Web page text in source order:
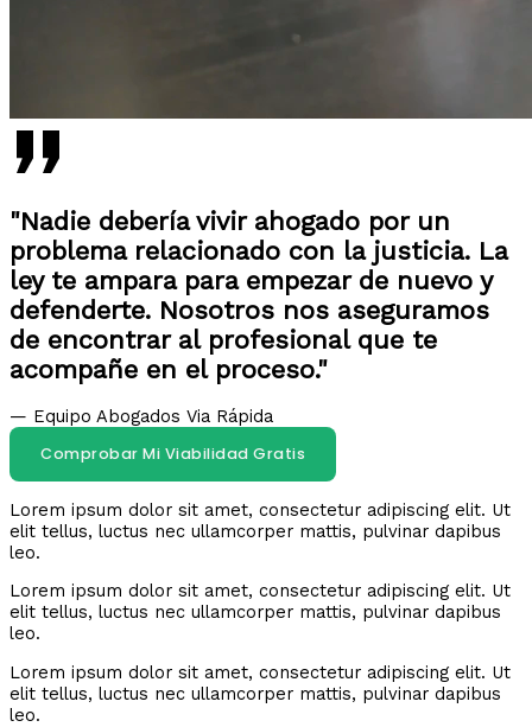
"Nadie debería vivir ahogado por un
problema relacionado con la justicia. La
ley te ampara para empezar de nuevo y
defenderte. Nosotros nos aseguramos
de encontrar al profesional que te
acompañe en el proceso."
— Equipo Abogados Via Rápida
Comprobar Mi Viabilidad Gratis
Lorem ipsum dolor sit amet, consectetur adipiscing elit. Ut
elit tellus, luctus nec ullamcorper mattis, pulvinar dapibus
leo.
Lorem ipsum dolor sit amet, consectetur adipiscing elit. Ut
elit tellus, luctus nec ullamcorper mattis, pulvinar dapibus
leo.
Lorem ipsum dolor sit amet, consectetur adipiscing elit. Ut
elit tellus, luctus nec ullamcorper mattis, pulvinar dapibus
leo.